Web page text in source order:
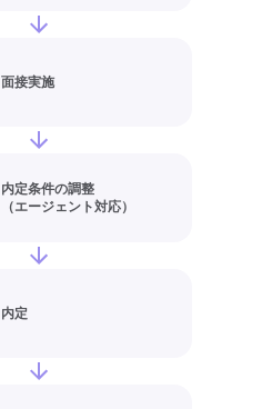
有料老人ホーム
夜勤専従
面接実施
内定条件の調整
（エージェント対応）
内定